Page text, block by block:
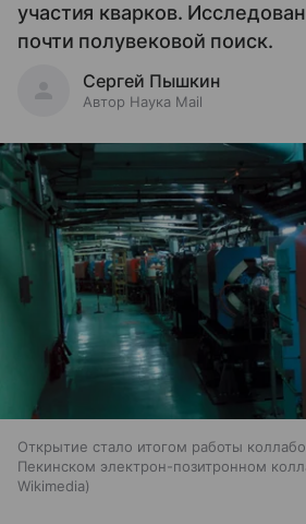
участия кварков.
почти полувековой поиск.
Сергей Пышкин
Автор Наука Mail
Открытие стало итогом работы
Пекинском электрон-позитронном
Wikimedia